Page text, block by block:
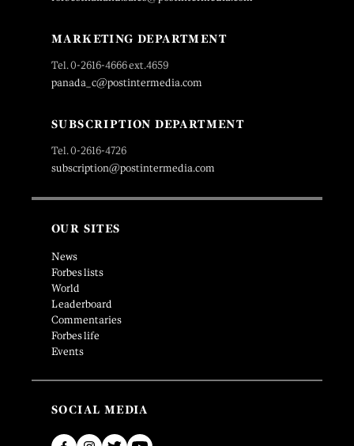
MARKETING DEPARTMENT
Tel. 0-2616-4666 ext.4659
panada_c@postintermedia.com
SUBSCRIPTION DEPARTMENT
Tel. 0-2616-4726
subscription@postintermedia.com
OUR SITES
News
Forbes lists
World
Leaderboard
Commentaries
Forbes life
Events
SOCIAL MEDIA